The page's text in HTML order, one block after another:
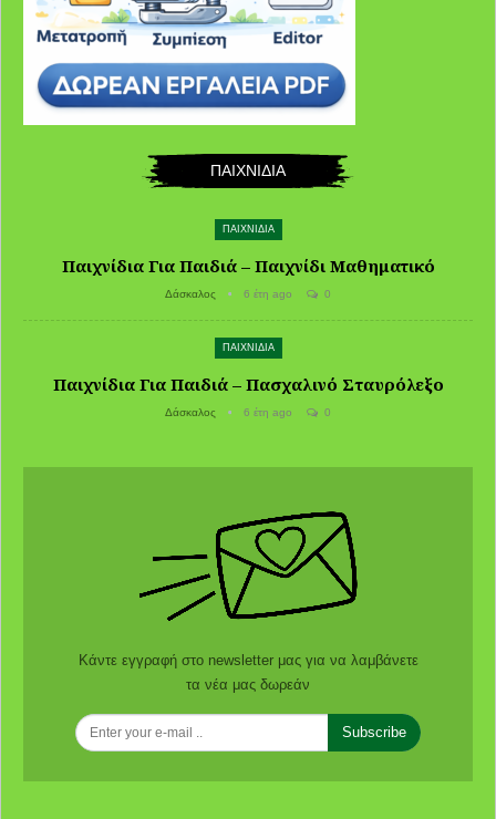
ΠΑΙΧΝΙΔΙΑ
ΠΑΙΧΝΙΔΙΑ
Παιχνίδια Για Παιδιά – Παιχνίδι Μαθηματικό
Δάσκαλος 6 έτη ago 0
ΠΑΙΧΝΙΔΙΑ
Παιχνίδια Για Παιδιά – Πασχαλινό Σταυρόλεξο
Δάσκαλος 6 έτη ago 0
Κάντε εγγραφή στο newsletter μας για να λαμβάνετε
τα νέα μας δωρεάν
Subscribe